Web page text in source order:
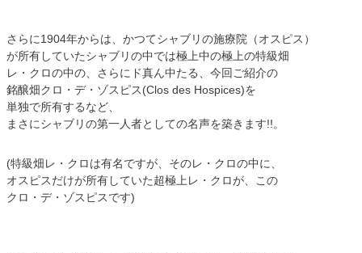
さらに1904年からは、かつてシャブリの施療院（オスピス）
が所有していたシャブリの中では極上中の極上の特級畑
レ・クロの中の、さらにド真ん中たる、今回ご紹介の
銘醸畑クロ・デ・ゾスピス(Clos des Hospices)を
単独で所有するなど、
まさにシャブリの第一人者としての名声を築きます!!。
(特級畑レ・クロは有名ですが、そのレ・クロの中に、
オスピスだけが所有していた超極上レ・クロが、この
クロ・デ・ゾスピスです)